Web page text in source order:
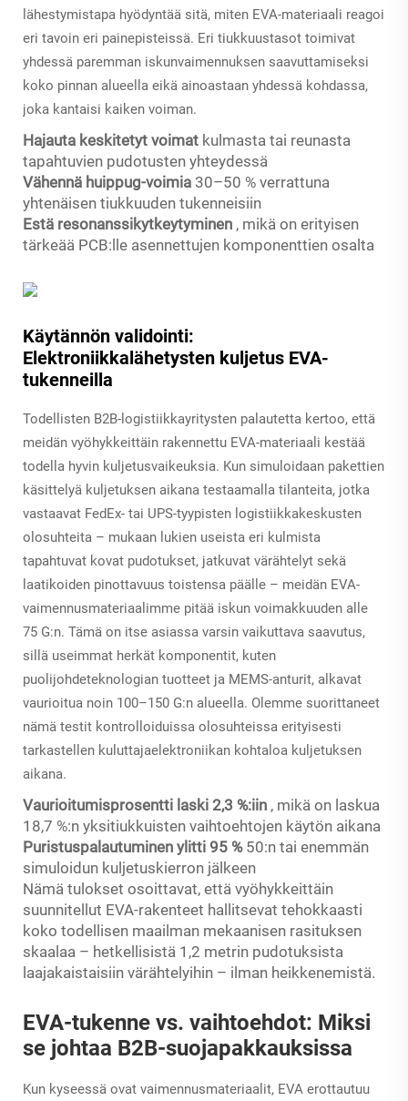
lähestymistapa hyödyntää sitä, miten EVA-materiaali reagoi
eri tavoin eri painepisteissä. Eri tiukkuustasot toimivat
yhdessä paremman iskunvaimennuksen saavuttamiseksi
koko pinnan alueella eikä ainoastaan yhdessä kohdassa,
joka kantaisi kaiken voiman.
Hajauta keskitetyt voimat kulmasta tai reunasta
tapahtuvien pudotusten yhteydessä
Vähennä huippug-voimia 30–50 % verrattuna
yhtenäisen tiukkuuden tukenneisiin
Estä resonanssikytkeytyminen , mikä on erityisen
tärkeää PCB:lle asennettujen komponenttien osalta
Käytännön validointi:
Elektroniikkalähetysten kuljetus EVA-
tukenneilla
Todellisten B2B-logistiikkayritysten palautetta kertoo, että
meidän vyöhykkeittäin rakennettu EVA-materiaali kestää
todella hyvin kuljetusvaikeuksia. Kun simuloidaan pakettien
käsittelyä kuljetuksen aikana testaamalla tilanteita, jotka
vastaavat FedEx- tai UPS-tyypisten logistiikkakeskusten
olosuhteita – mukaan lukien useista eri kulmista
tapahtuvat kovat pudotukset, jatkuvat värähtelyt sekä
laatikoiden pinottavuus toistensa päälle – meidän EVA-
vaimennusmateriaalimme pitää iskun voimakkuuden alle
75 G:n. Tämä on itse asiassa varsin vaikuttava saavutus,
sillä useimmat herkät komponentit, kuten
puolijohdeteknologian tuotteet ja MEMS-anturit, alkavat
vaurioitua noin 100–150 G:n alueella. Olemme suorittaneet
nämä testit kontrolloiduissa olosuhteissa erityisesti
tarkastellen kuluttajaelektroniikan kohtaloa kuljetuksen
aikana.
Vaurioitumisprosentti laski 2,3 %:iin , mikä on laskua
18,7 %:n yksitiukkuisten vaihtoehtojen käytön aikana
Puristuspalautuminen ylitti 95 % 50:n tai enemmän
simuloidun kuljetuskierron jälkeen
Nämä tulokset osoittavat, että vyöhykkeittäin
suunnitellut EVA-rakenteet hallitsevat tehokkaasti
koko todellisen maailman mekaanisen rasituksen
skaalaa – hetkellisistä 1,2 metrin pudotuksista
laajakaistaisiin värähtelyihin – ilman heikkenemistä.
EVA-tukenne vs. vaihtoehdot: Miksi
se johtaa B2B-suojapakkauksissa
Kun kyseessä ovat vaimennusmateriaalit, EVA erottautuu